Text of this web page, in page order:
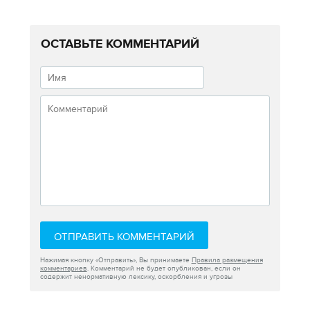
ОСТАВЬТЕ КОММЕНТАРИЙ
ОТПРАВИТЬ КОММЕНТАРИЙ
Нажимая кнопку «Отправить», Вы принимаете Правила размещения
комментариев. Комментарий не будет опубликован, если он
содержит ненормативную лексику, оскорбления и угрозы